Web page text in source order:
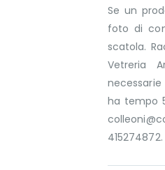
Se un
foto di
scatola.
Vetreria
ha tempo
415274872.